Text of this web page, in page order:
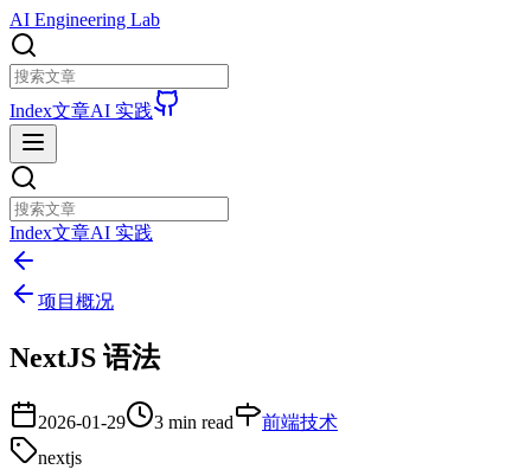
AI Engineering Lab
Index文章AI 实践
Index文章AI 实践
项目概况
NextJS 语法
2026-01-29 3 min read
前端技术
nextjs